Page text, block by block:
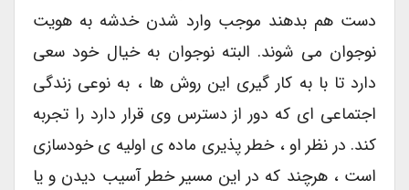
دست هم بدهند موجب وارد شدن خدشه به هویت
نوجوان می شوند. البته نوجوان به خیال خود سعی
دارد تا با به کار گیری این روش ها ، به نوعی زندگی
اجتماعی ای که دور از دسترس وی قرار دارد را تجربه
کند. در نظر او ، خطر پذیری ماده ی اولیه ی خودسازی
است ، هرچند که در این مسیر خطر آسیب دیدن و یا